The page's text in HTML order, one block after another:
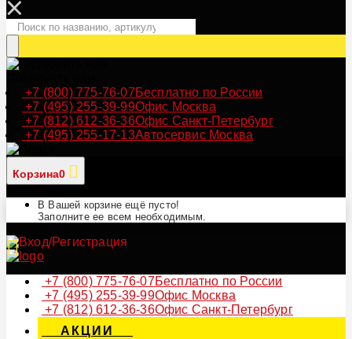
+7 (800) 775-76-07Бесплатно по России
+7 (495) 255-39-99Офис Москва
+7 (812) 612-36-36Офис Санкт-Петербург
+7 (495) 255-17-13Автосервис Москва
Корзина0
В Вашей корзине ещё пусто!
Заполните ее всем необходимым.
+7 (800) 775-76-07Бесплатно по России
+7 (495) 255-39-99Офис Москва
+7 (812) 612-36-36Офис Санкт-Петербург
АКЦИИ